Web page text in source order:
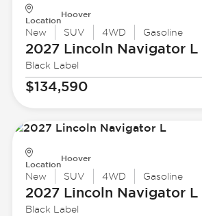
Location
Hoover
New SUV 4WD Gasoline
2027 Lincoln Navigator L
Black Label
$134,590
Location
Hoover
New SUV 4WD Gasoline
2027 Lincoln Navigator L
Black Label